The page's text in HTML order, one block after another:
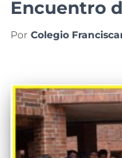
Encuentro
Por Colegio